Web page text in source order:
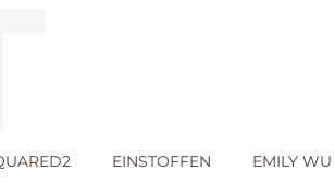
EINSTOFFEN EMILY WU